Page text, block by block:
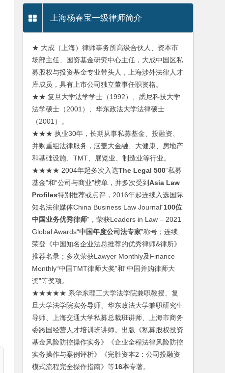
上海杨春宝一级律师简介
★ 大成（上海）律师事务所高级合伙人、资本市
场部主任、国资基金研究中心主任，大成中国区私
募股权与投资基金专业带头人，上海涉外法律人才
库成员，具有上市公司独立董事任职资格。
★★ 复旦大学法学学士（1992）、悉尼科技大学
法学硕士（2001）、华东政法大学法律硕士
（2001）。
★★★ 执业30年，长期从事私募基金、投融资、
并购重组法律服务，涵盖大金融、大健康、房地产
和基础设施、TMT、展览业、制造业等行业。
★★★★ 2004年起多次入选The Legal 500“私募
基金”和“公司与商业”榜单，并多次受到Asia Law
Profiles特别推荐或点评，2016年起连续入选国际
知名法律媒体China Business Law Journal“100位
中国业务优秀律师”，荣获Leaders in Law – 2021
Global Awards“中国年度公司法专家”称号；连续
荣登《中国知名企业法总推荐的优秀律师&律所》
推荐名录；多次荣获Lawyer Monthly及Finance
Monthly“中国TMT律师大奖”和“中国并购律师大
奖”等奖项。
★★★★★ 系华东理工大学法学院兼职教授、复
旦大学法学院实务导师、华东政法大学兼职研究生
导师、上海交通大学私募总裁班讲师、上海市商务
委跨国经营人才培训班讲师。出版《私募股权投资
基金风险防控操作实务》《企业全程法律风险防控
实务操作与案例评析》《完胜资本2：公司投融资
模式流程完全操作指南》等16本专著。